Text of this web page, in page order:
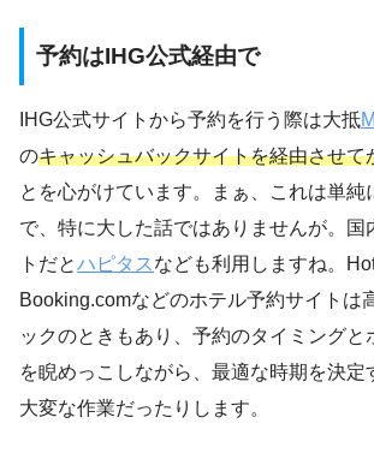
予約はIHG公式経由で
IHG公式サイトから予約を行う際は大抵
のキャッシュバックサイトを経由させて
とを心がけています。まぁ、これは単純
で、特に大した話ではありませんが。国
トだとハピタス なども利用しますね。
Booking.comなどのホテル予約サイトは
ックのときもあり、予約のタイミングと
を睨めっこしながら、最適な時期を決定
大変な作業だったりします。